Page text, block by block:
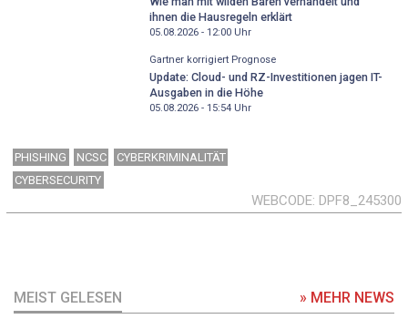
ihnen die Hausregeln erklärt
05.08.2026 - 12:00Uhr
Gartner korrigiert Prognose
Update: Cloud- und RZ-Investitionen jagen IT-
Ausgaben in die Höhe
05.08.2026 - 15:54Uhr
PHISHING NCSC
CYBERKRIMINALITÄT
CYBERSECURITY
WEBCODE DPF8_245300
MEIST GELESEN » MEHR NEWS